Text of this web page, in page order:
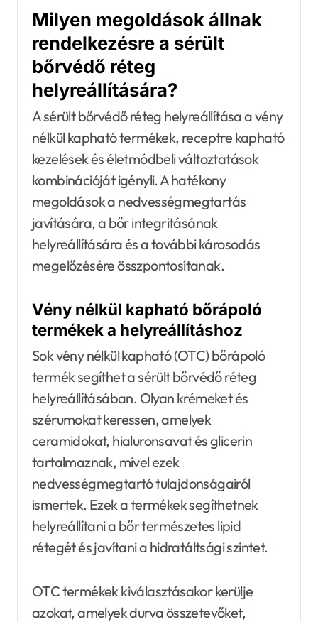
Milyen megoldások állnak
rendelkezésre a sérült
bőrvédő réteg
helyreállítására?
A sérült bőrvédő réteg helyreállítása a vény
nélkül kapható termékek, receptre kapható
kezelések és életmódbeli változtatások
kombinációját igényli. A hatékony
megoldások a nedvességmegtartás
javítására, a bőr integritásának
helyreállítására és a további károsodás
megelőzésére összpontosítanak.
Vény nélkül kapható bőrápoló
termékek a helyreállításhoz
Sok vény nélkül kapható (OTC) bőrápoló
termék segíthet a sérült bőrvédő réteg
helyreállításában. Olyan krémeket és
szérumokat keressen, amelyek
ceramidokat, hialuronsavat és glicerin
tartalmaznak, mivel ezek
nedvességmegtartó tulajdonságairól
ismertek. Ezek a termékek segíthetnek
helyreállítani a bőr természetes lipid
rétegét és javítani a hidratáltsági szintet.
OTC termékek kiválasztásakor kerülje
azokat, amelyek durva összetevőket,